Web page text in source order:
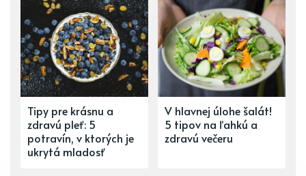
Tipy pre krásnu a
zdravú pleť: 5
potravín, v ktorých je
ukrytá mladosť
V hlavnej úlohe šalát!
5 tipov na ľahkú a
zdravú večeru